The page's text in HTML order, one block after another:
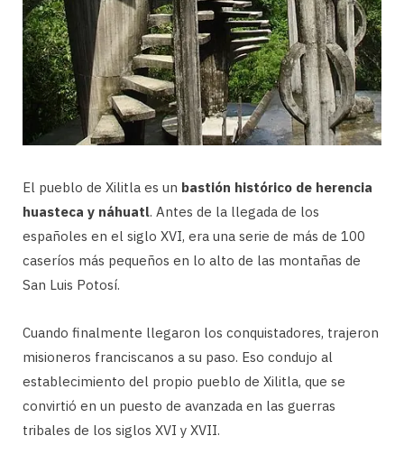
El pueblo de Xilitla es un bastión histórico de herencia
huasteca y náhuatl. Antes de la llegada de los
españoles en el siglo XVI, era una serie de más de 100
caseríos más pequeños en lo alto de las montañas de
San Luis Potosí.
Cuando finalmente llegaron los conquistadores, trajeron
misioneros franciscanos a su paso. Eso condujo al
establecimiento del propio pueblo de Xilitla, que se
convirtió en un puesto de avanzada en las guerras
tribales de los siglos XVI y XVII.